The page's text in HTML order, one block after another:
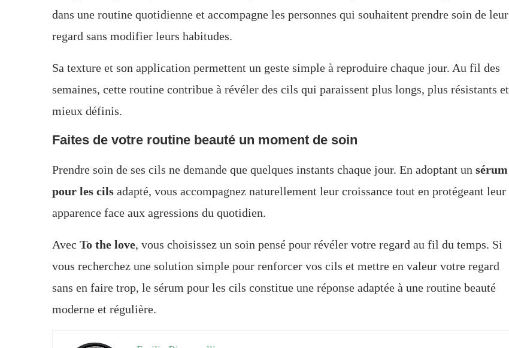
dans une routine quotidienne et accompagne les personnes qui souhaitent prendre soin de leur
regard sans modifier leurs habitudes.
Sa texture et son application permettent un geste simple à reproduire chaque jour. Au fil des
semaines, cette routine contribue à révéler des cils qui paraissent plus longs, plus résistants et
mieux définis.
Faites de votre routine beauté un moment de soin
Prendre soin de ses cils ne demande que quelques instants chaque jour. En adoptant un sérum
pour les cils adapté, vous accompagnez naturellement leur croissance tout en protégeant leur
apparence face aux agressions du quotidien.
Avec To the love, vous choisissez un soin pensé pour révéler votre regard au fil du temps. Si
vous recherchez une solution simple pour renforcer vos cils et mettre en valeur votre regard
sans en faire trop, le sérum pour les cils constitue une réponse adaptée à une routine beauté
moderne et régulière.